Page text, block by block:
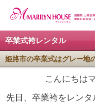
卒業式袴レンタル
姫路市の卒業式はグレー地
こんにちは
先日、卒業袴をレン